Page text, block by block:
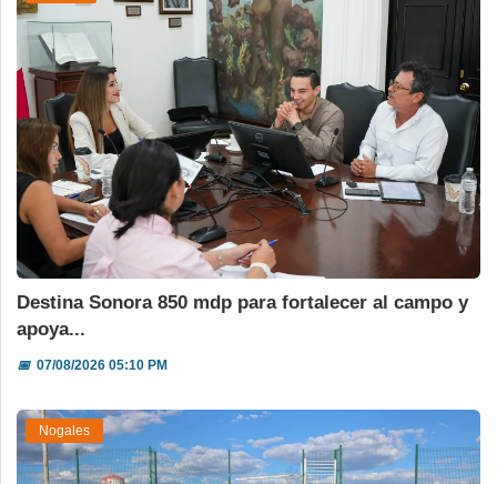
Destina Sonora 850 mdp para fortalecer al campo y
apoya...
📅07/08/2026 05:10 PM
Nogales